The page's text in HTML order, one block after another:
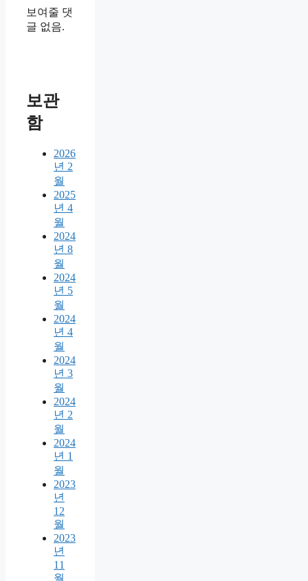
보여줄 댓
글 없음.
보관
함
2026
년 2
월
2025
년 4
월
2024
년 8
월
2024
년 5
월
2024
년 4
월
2024
년 3
월
2024
년 2
월
2024
년 1
월
2023
년
12
월
2023
년
11
월